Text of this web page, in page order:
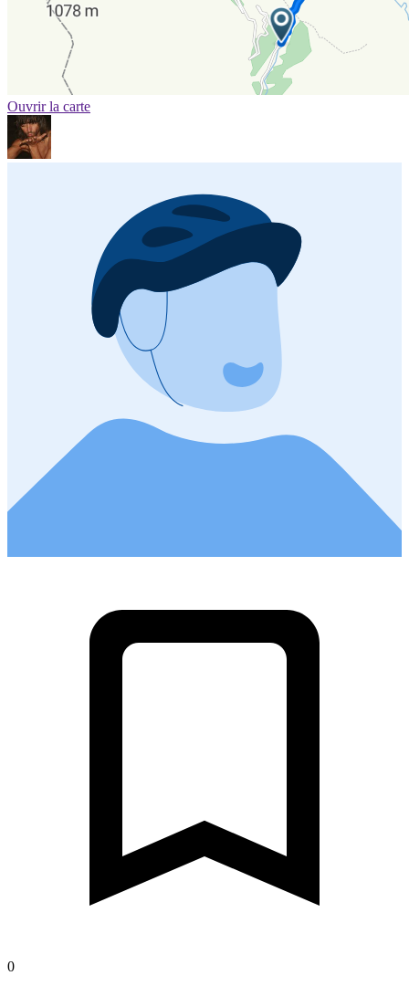
Ouvrir la carte
0